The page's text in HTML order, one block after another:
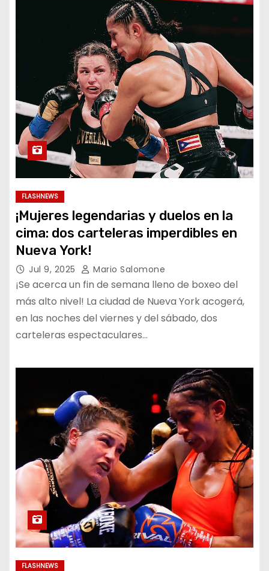
FLASHNEWS
¡Mujeres legendarias y duelos en la
cima: dos carteleras imperdibles en
Nueva York!
Jul 9, 2025 Mario Salomone
¡Se acerca un fin de semana lleno de boxeo del
más alto nivel! La ciudad de Nueva York acogerá,
en las noches del viernes y del sábado, dos
carteleras espectaculares…
FLASHNEWS